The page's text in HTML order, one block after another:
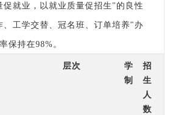
促就业，以就业质量促招生"的良性
工学交替、冠名班、订单培养"办
保持在98%。
层次
学
制
招
生
人
数